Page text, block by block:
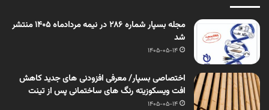
مجله بسپار شماره 286 در نیمه مردادماه 1405 منتشر
شد
1405-05-14
اختصاصی بسپار/ معرفی افزودنی های جدید کاهش
افت ویسکوزیته رنگ های ساختمانی پس از تینت
1405-05-14